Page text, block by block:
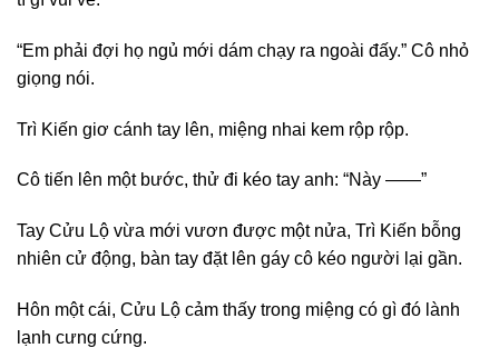
“Em phải đợi họ ngủ mới dám chạy ra ngoài đấy.” Cô nhỏ
giọng nói.
Trì Kiến giơ cánh tay lên, miệng nhai kem rộp rộp.
Cô tiến lên một bước, thử đi kéo tay anh: “Này ——”
Tay Cửu Lộ vừa mới vươn được một nửa, Trì Kiến bỗng
nhiên cử động, bàn tay đặt lên gáy cô kéo người lại gần.
Hôn một cái, Cửu Lộ cảm thấy trong miệng có gì đó lành
lạnh cưng cứng.